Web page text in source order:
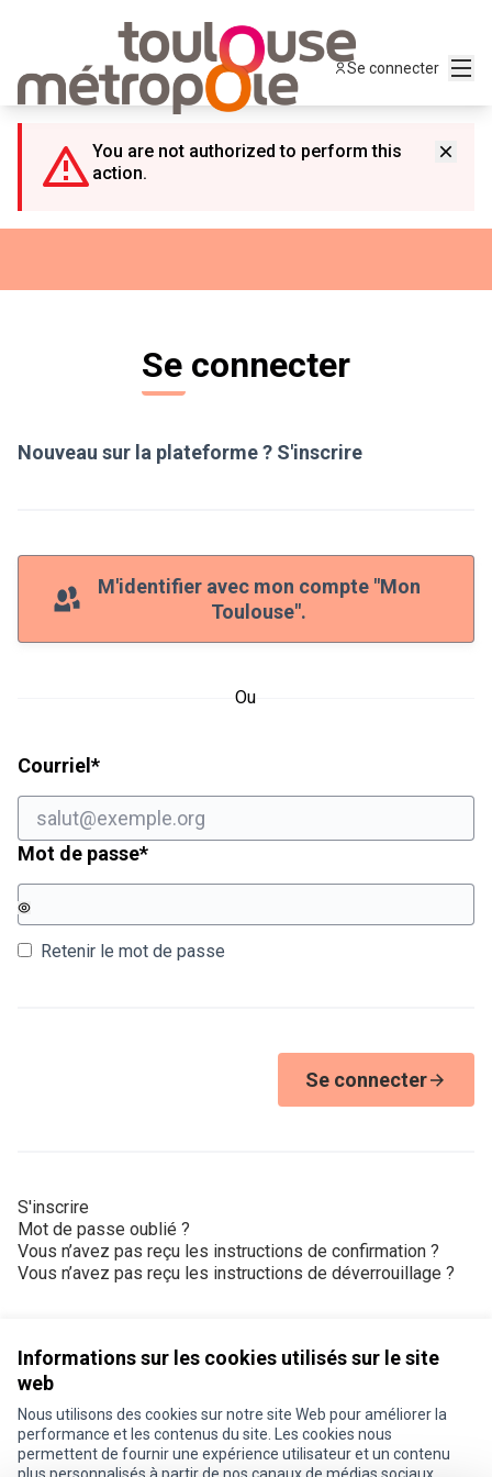
Informations sur les cookies utilisés sur le site
web
Nous utilisons des cookies sur notre site Web pour améliorer la
performance et les contenus du site. Les cookies nous
permettent de fournir une expérience utilisateur et un contenu
Se connecter
You are not authorized to perform this
action.
Se connecter
Nouveau sur la plateforme ? S'inscrire
M'identifier avec mon compte "Mon
Toulouse".
Ou
Courriel *Champ obligatoire
Mot de passe*Champ obligatoire
Retenir le mot de passe
Se connecter
S'inscrire
Mot de passe oublié ?
Vous n’avez pas reçu les instructions de confirmation ?
Vous n’avez pas reçu les instructions de déverrouillage ?
Conditions d'utilisation
Paramètres des cookies
Je participe ! sur X
Je participe ! sur Facebook
Je participe ! sur Instagram